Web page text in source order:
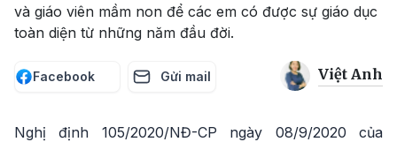
và giáo viên mầm non để các em có được sự giáo dục
toàn diện từ những năm đầu đời.
Facebook Gửi mail Việt Anh
Nghị định 105/2020/NĐ-CP ngày 08/9/2020 của